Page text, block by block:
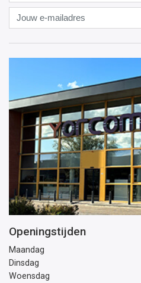
Jouw
e-
mailadres
Openingstijden
Maandag
Dinsdag
Woensdag